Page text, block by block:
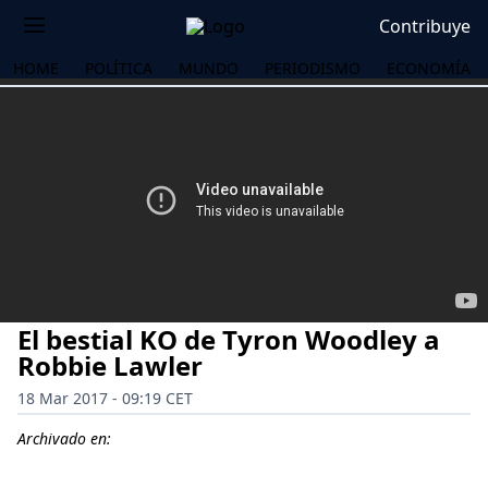
Contribuye
HOME POLÍTICA MUNDO PERIODISMO ECONOMÍA
El bestial KO de Tyron Woodley a
Robbie Lawler
18 Mar 2017 - 09:19 CET
Archivado en: